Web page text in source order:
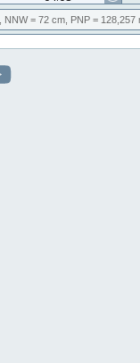
NNW= 72 cm, PNP = 128,257